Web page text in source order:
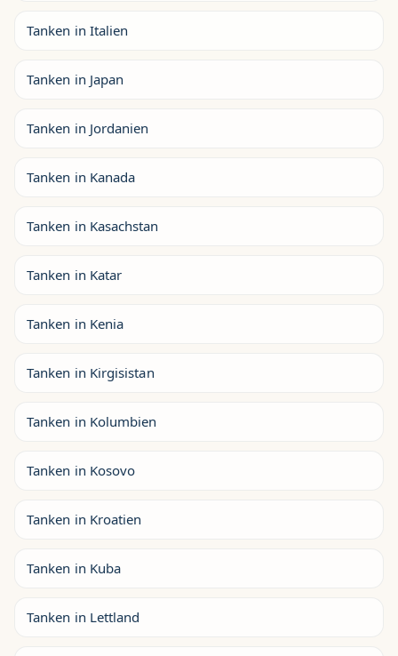
Tanken in Italien
Tanken in Japan
Tanken in Jordanien
Tanken in Kanada
Tanken in Kasachstan
Tanken in Katar
Tanken in Kenia
Tanken in Kirgisistan
Tanken in Kolumbien
Tanken in Kosovo
Tanken in Kroatien
Tanken in Kuba
Tanken in Lettland